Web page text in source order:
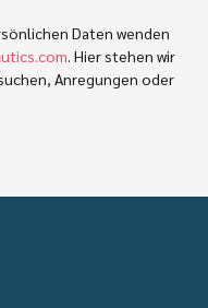
Daten wenden
. Hier stehen wir
Anregungen oder